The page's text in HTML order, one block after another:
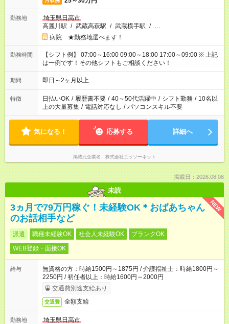
勤務地
埼玉県日高市
高麗川駅 / 武蔵高萩駅 / 武蔵横手駅 / …
病院 ★勤務地選べます！
勤務時間
【シフト例】 07:00～16:00 09:00～18:00 17:00～09:00 ※ 上記
は一例です！その他シフトもご相談ください！
期間 即日～2ヶ月以上
特徴 日払いOK / 履歴書不要 / 40～50代活躍中 / シフト勤務 / 10名以
上の大量募集 / 電話対応なし / パソコンスキル不要
気になる！ 応募する 詳細へ
掲載元企業名 株式会社ニッソーネット
掲載日：2026.08.08
未読
NEW
3ヵ月で79万円稼ぐ！未経験OK＊おばあちゃん
のお話相手など
派遣 職種未経験OK 社会人未経験OK
ブランクOK
WEB登録・面接OK
給与
無資格の方：時給1500円～1875円 / 介護福祉士：時給1800円～
2250円 / 初任者以上：時給1600円～2000円
交通費別途支給あり
交通費 全額支給
勤務地
埼玉県日高市